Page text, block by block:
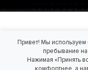
Привет! Мы
пребывание
Нажимая «Принять